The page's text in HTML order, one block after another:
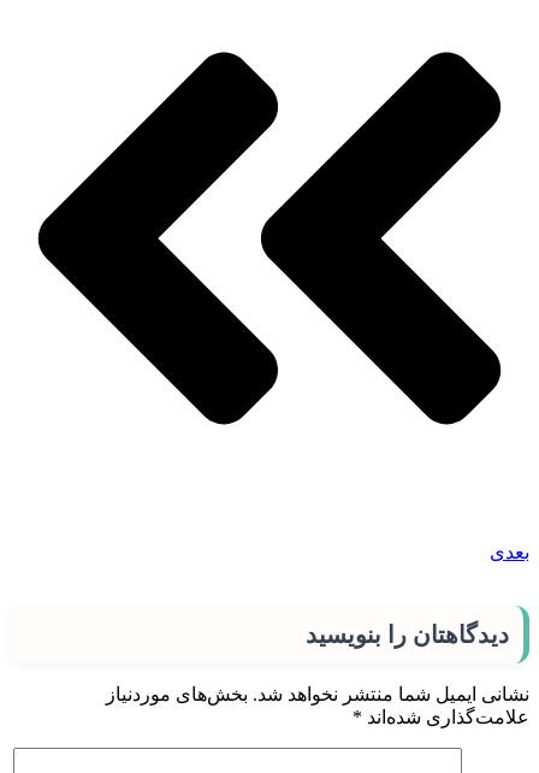
بعدی
دیدگاهتان را بنویسید
نشانی ایمیل شما منتشر نخواهد شد. بخش‌های موردنیاز
علامت‌گذاری شده‌اند *